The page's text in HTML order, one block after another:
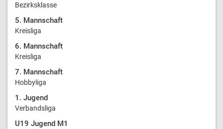
Bezirksklasse
5. Mannschaft
Kreisliga
6. Mannschaft
Kreisliga
7. Mannschaft
Hobbyliga
1. Jugend
Verbandsliga
U19 Jugend M1